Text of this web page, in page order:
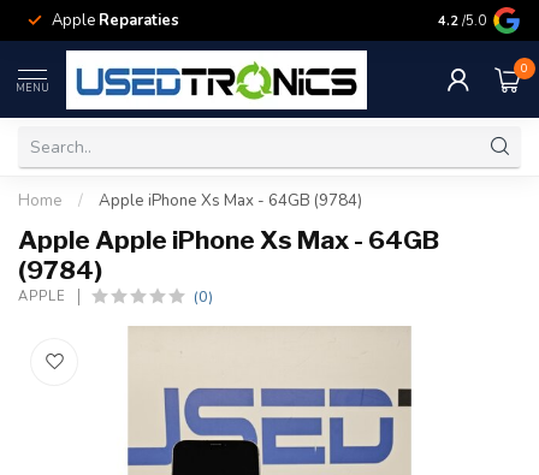
Apple Reparaties Samsung
4.2 /5.0
MENU
0
Home / Apple iPhone Xs Max - 64GB (9784)
Apple Apple iPhone Xs Max - 64GB
(9784)
APPLE (0)